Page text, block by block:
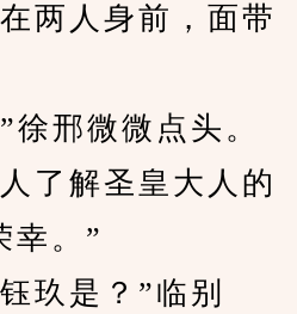
两人身前，面带
邢微微点头。
解圣皇大人的
幸。”
是？”临别